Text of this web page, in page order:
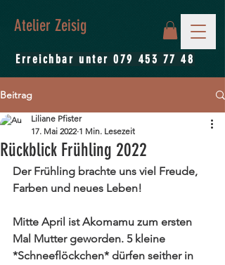
Erreichbar unter079 453 77 48
Atelier Zeisig
Beitrag
Rückblick Frühling 2022
Liliane Pfister
17. Mai 2022 1 Min. Lesezeit
Der Frühling brachte uns viel Freude,
Farben und neues Leben!
Mitte April ist Akomamu zum ersten
Mal Mutter geworden. 5 kleine
*Schneeflöckchen* dürfen seither in